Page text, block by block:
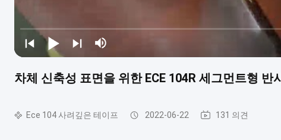
차체 신축성 표면을 위한 ECE 104R 세그먼트형 반
Ece 104 사려깊은 테이프 2022-06-22 131 의견